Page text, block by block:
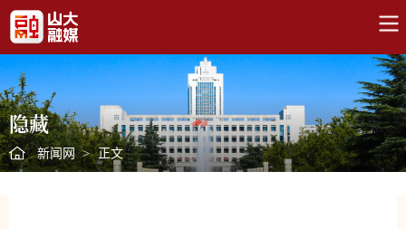
隐藏
新闻网 > 正文